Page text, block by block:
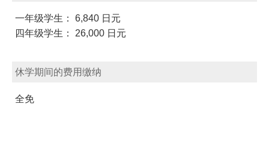
一年级学生： 6,840 日元
四年级学生： 26,000 日元
休学期间的费用缴纳
全免